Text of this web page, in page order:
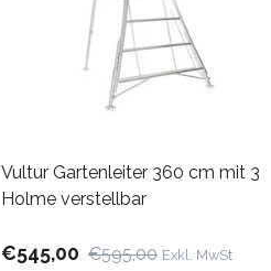
Vultur Gartenleiter 360 cm mit 3
Holme verstellbar
€545,00 €595,00 Exkl. MwSt